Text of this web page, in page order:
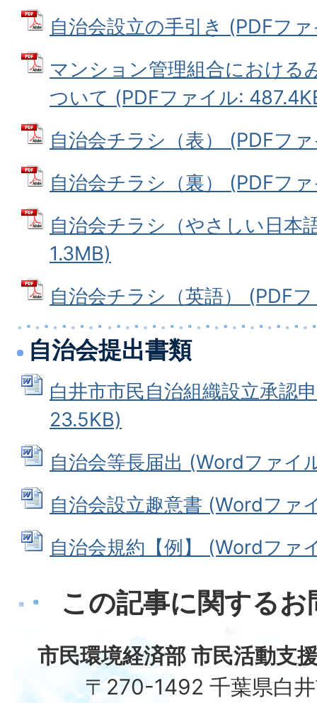
自治会設立の手引き (PDFフ
マンション管理組合における
ついて (PDFファイル:
自治会チラシ（表） (PDFフ
自治会チラシ（裏） (PDFフ
自治会チラシ（やさしい日本
1.3MB)
自治会チラシ（英語） (PDF
自治会提出書類
白井市市民自治組織設立承認
23.5KB)
自治会等長届出 (Wordファイ
自治会設立趣意書 (Wordファ
自治会規約【例】 (Wordファ
この記事に関する
市民環境経済部 市民活動支
〒270-1492 千葉県白